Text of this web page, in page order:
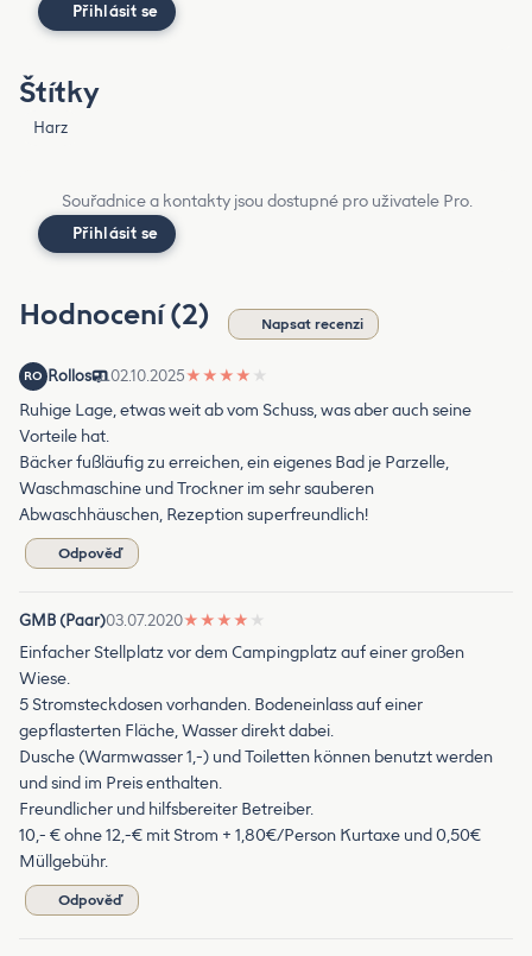
Přihlásit se
Štítky
Harz
Souřadnice a kontakty jsou dostupné pro uživatele Pro.
Přihlásit se
Hodnocení (2) Napsat recenzi
RO Rollos 02.10.2025★ ★ ★ ★ ★
Ruhige Lage, etwas weit ab vom Schuss, was aber auch seine
Vorteile hat.
Bäcker fußläufig zu erreichen, ein eigenes Bad je Parzelle,
Waschmaschine und Trockner im sehr sauberen
Abwaschhäuschen, Rezeption superfreundlich!
Odpověď
GMB (Paar)03.07.2020★ ★ ★ ★ ★
Einfacher Stellplatz vor dem Campingplatz auf einer großen
Wiese.
5 Stromsteckdosen vorhanden. Bodeneinlass auf einer
gepflasterten Fläche, Wasser direkt dabei.
Dusche (Warmwasser 1,-) und Toiletten können benutzt werden
und sind im Preis enthalten.
Freundlicher und hilfsbereiter Betreiber.
10,- € ohne 12,-€ mit Strom + 1,80€/Person Kurtaxe und 0,50€
Müllgebühr.
Odpověď